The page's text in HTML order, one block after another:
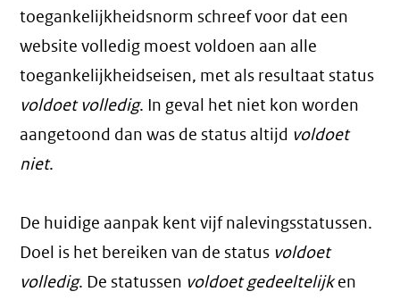
toegankelijkheidsnorm schreef voor dat een
website volledig moest voldoen aan alle
toegankelijkheidseisen, met als resultaat status
voldoet volledig. In geval het niet kon worden
aangetoond dan was de status altijd voldoet
niet.
De huidige aanpak kent vijf nalevingsstatussen.
Doel is het bereiken van de status voldoet
volledig. De statussen voldoet gedeeltelijken